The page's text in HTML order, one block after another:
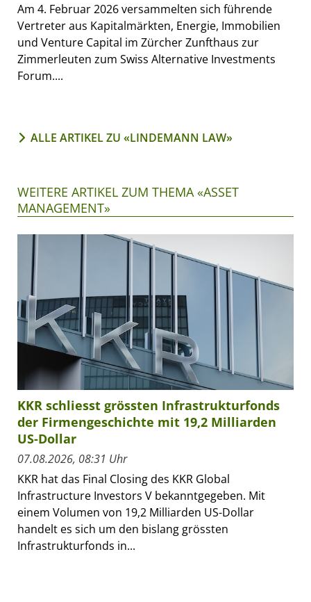
Am 4. Februar 2026 versammelten sich führende
Vertreter aus Kapitalmärkten, Energie, Immobilien
und Venture Capital im Zürcher Zunfthaus zur
Zimmerleuten zum Swiss Alternative Investments
Forum....
ALLE ARTIKEL ZU «LINDEMANN LAW»
WEITERE ARTIKEL ZUM THEMA «ASSET
MANAGEMENT»
KKR schliesst grössten Infrastrukturfonds
der Firmengeschichte mit 19,2 Milliarden
US-Dollar
07.08.2026, 08:31 Uhr
KKR hat das Final Closing des KKR Global
Infrastructure Investors V bekanntgegeben. Mit
einem Volumen von 19,2 Milliarden US-Dollar
handelt es sich um den bislang grössten
Infrastrukturfonds in...